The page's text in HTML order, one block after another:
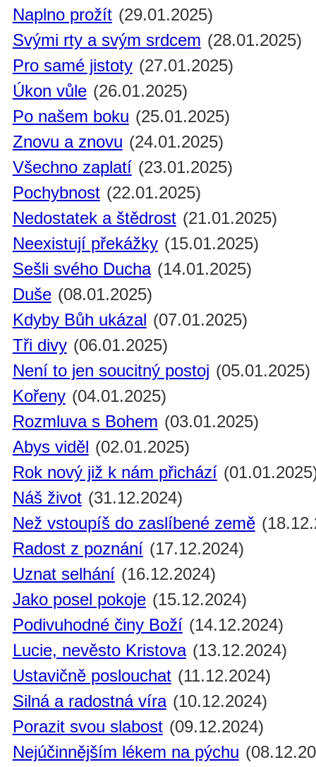
Naplno prožít (29.01.2025)
Svými rty a svým srdcem (28.01.2025)
Pro samé jistoty (27.01.2025)
Úkon vůle (26.01.2025)
Po našem boku (25.01.2025)
Znovu a znovu (24.01.2025)
Všechno zaplatí (23.01.2025)
Pochybnost (22.01.2025)
Nedostatek a štědrost (21.01.2025)
Neexistují překážky (15.01.2025)
Sešli svého Ducha (14.01.2025)
Duše (08.01.2025)
Kdyby Bůh ukázal (07.01.2025)
Tři divy (06.01.2025)
Není to jen soucitný postoj (05.01.2025)
Kořeny (04.01.2025)
Rozmluva s Bohem (03.01.2025)
Abys viděl (02.01.2025)
Rok nový již k nám přichází
Náš život (31.12.2024)
Než vstoupíš do zaslíbené země
Radost z poznání (17.12.2024)
Uznat selhání (16.12.2024)
Jako posel pokoje (15.12.2024)
Podivuhodné činy Boží (14.12.2024)
Lucie, nevěsto Kristova (13.12.2024)
Ustavičně poslouchat (11.12.2024)
Silná a radostná víra (10.12.2024)
Porazit svou slabost (09.12.2024)
Nejúčinnějším lékem na pýchu